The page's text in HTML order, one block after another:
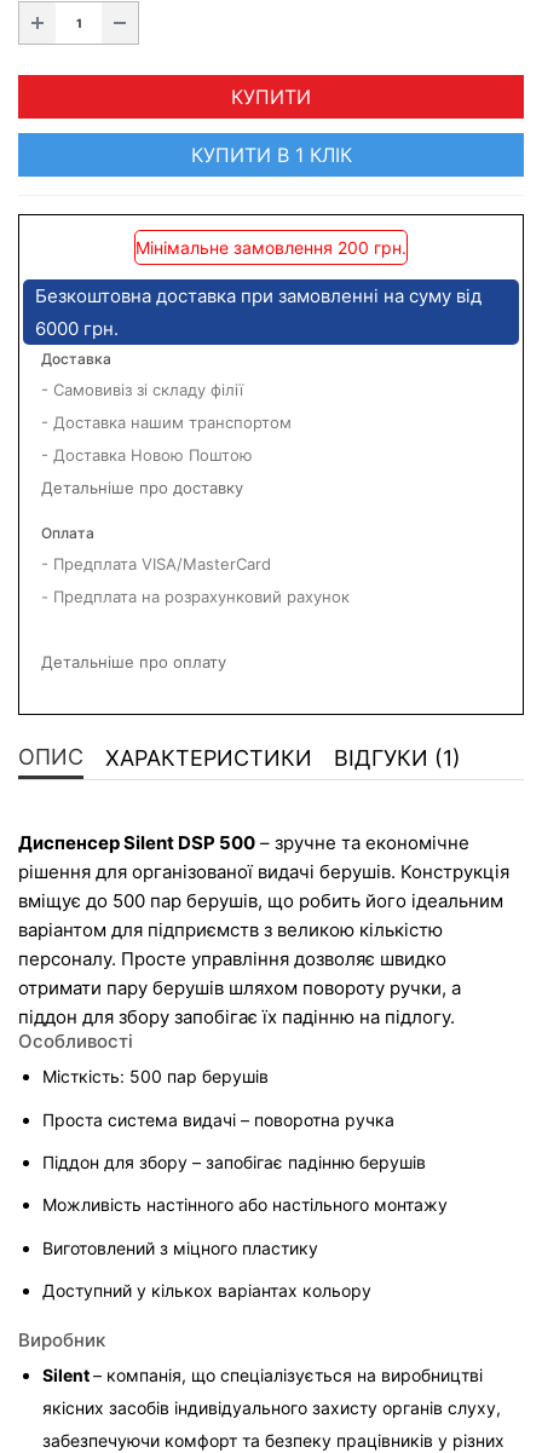
КУПИТИ
КУПИТИ В 1 КЛІК
Мінімальне замовлення 200 грн.
Безкоштовна доставка при замовленні на суму від
6000 грн.
Доставка
- Самовивіз зі складу філії
- Доставка нашим транспортом
- Доставка Новою Поштою
Детальніше про доставку
Оплата
- Предплата VISA/MasterCard
- Предплата на розрахунковий рахунок
Детальніше про оплату
ОПИС ХАРАКТЕРИСТИКИ ВІДГУКИ (1)
Диспенсер Silent DSP 500 – зручне та економічне
рішення для організованої видачі берушів. Конструкція
вміщує до 500 пар берушів, що робить його ідеальним
варіантом для підприємств з великою кількістю
персоналу. Просте управління дозволяє швидко
отримати пару берушів шляхом повороту ручки, а
піддон для збору запобігає їх падінню на підлогу.
Особливості
Місткість: 500 пар берушів
Проста система видачі – поворотна ручка
Піддон для збору – запобігає падінню берушів
Можливість настінного або настільного монтажу
Виготовлений з міцного пластику
Доступний у кількох варіантах кольору
Виробник
Silent – компанія, що спеціалізується на виробництві
якісних засобів індивідуального захисту органів слуху,
забезпечуючи комфорт та безпеку працівників у різних